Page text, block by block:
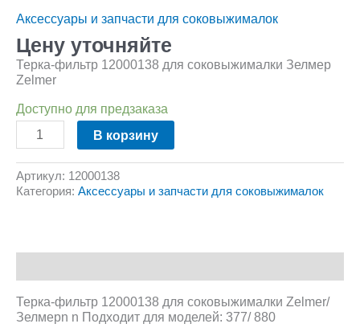
Аксессуары и запчасти для соковыжималок
Цену уточняйте
Терка-фильтр 12000138 для соковыжималки Зелмер
Zelmer
Доступно для предзаказа
В корзину
Артикул: 12000138
Категория: Аксессуары и запчасти для соковыжималок
Терка-фильтр 12000138 для соковыжималки Zelmer/
Зелмерn n Подходит для моделей: 377/ 880